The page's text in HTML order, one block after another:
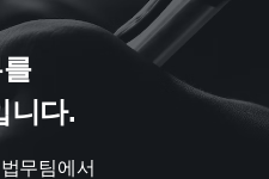
니다.
무팀에서